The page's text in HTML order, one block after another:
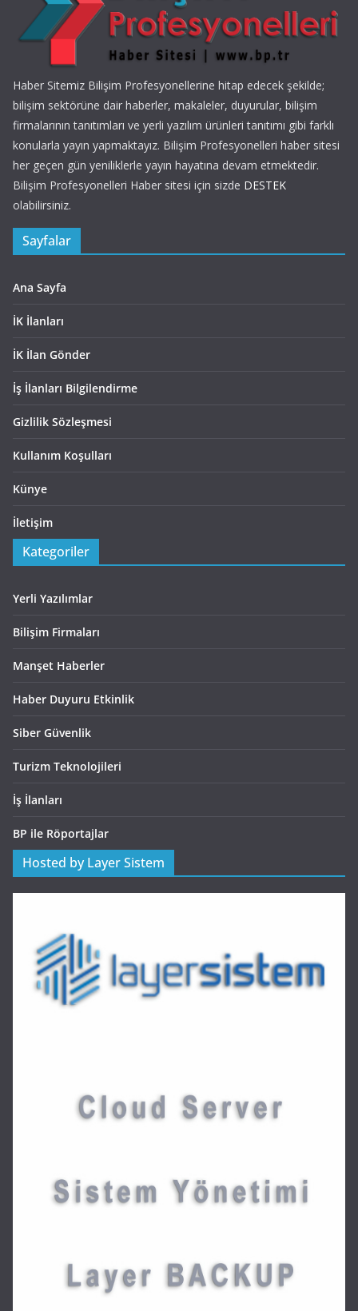
Haber Sitemiz Bilişim Profesyonellerine hitap edecek şekilde;
bilişim sektörüne dair haberler, makaleler, duyurular, bilişim
firmalarının tanıtımları ve yerli yazılım ürünleri tanıtımı gibi farklı
konularla yayın yapmaktayız. Bilişim Profesyonelleri haber sitesi
her geçen gün yeniliklerle yayın hayatına devam etmektedir.
Bilişim Profesyonelleri Haber sitesi için sizde DESTEK
olabilirsiniz.
Sayfalar
Ana Sayfa
İK İlanları
İK İlan Gönder
İş İlanları Bilgilendirme
Gizlilik Sözleşmesi
Kullanım Koşulları
Künye
İletişim
Kategoriler
Yerli Yazılımlar
Bilişim Firmaları
Manşet Haberler
Haber Duyuru Etkinlik
Siber Güvenlik
Turizm Teknolojileri
İş İlanları
BP ile Röportajlar
Hosted by Layer Sistem